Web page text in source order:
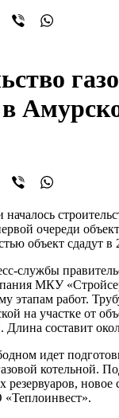
очереди
объект сдадут в
службы
МКУ
этапам работ.
на участке от
составит
идет
котельной.
резервуаров, новое